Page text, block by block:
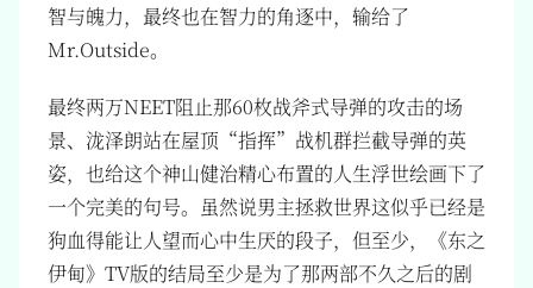
智与魄力，最终也在智力的角逐中，输给了
Mr.Outside。
最终两万NEET阻止那60枚战斧式导弹的攻击的场
景、泷泽朗站在屋顶“指挥”战机群拦截导弹的英
姿，也给这个神山健治精心布置的人生浮世绘画下了
一个完美的句号。虽然说男主拯救世界这似乎已经是
狗血得能让人望而心中生厌的段子，但至少，《东之
伊甸》TV版的结局至少是为了那两部不久之后的剧